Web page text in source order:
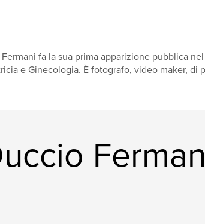
fa la sua prima apparizione pubblica
e Ginecologia. È fotografo, video maker, di